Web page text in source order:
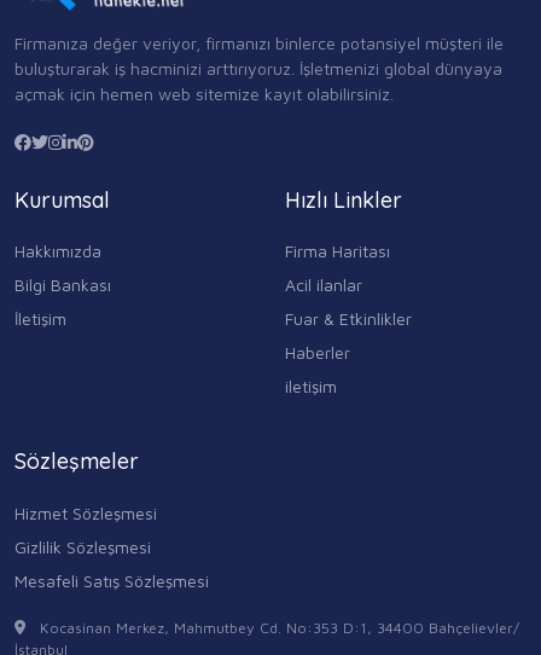
Firmanıza değer veriyor, firmanızı binlerce potansiyel müşteri ile
buluşturarak iş hacminizi arttırıyoruz. İşletmenizi global dünyaya
açmak için hemen web sitemize kayıt olabilirsiniz.
Kurumsal
Hakkımızda
Bilgi Bankası
İletişim
Hızlı Linkler
Firma Haritası
Acil ilanlar
Fuar & Etkinlikler
Haberler
iletişim
Sözleşmeler
Hizmet Sözleşmesi
Gizlilik Sözleşmesi
Mesafeli Satış Sözleşmesi
Kocasinan Merkez, Mahmutbey Cd. No:353 D:1, 34400 Bahçelievler/
İstanbul